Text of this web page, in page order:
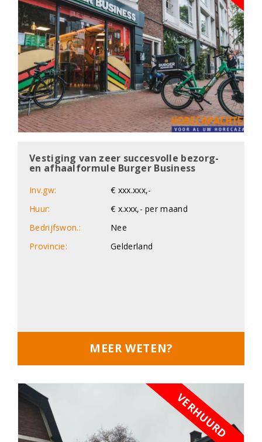
Vestiging van zeer succesvolle bezorg-
en afhaalformule Burger Business
Inv.gw:
€ xxx.xxx,-
Huur:
€ x.xxx,- per maand
Bedrijfswon.:
Nee
Provincie:
Gelderland
MEER WETEN?
VERHUURD